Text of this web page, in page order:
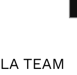
LA TEAM